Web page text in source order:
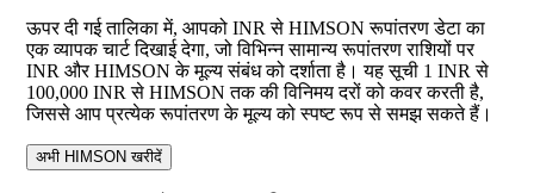
ऊपर दी गई तालिका में, आपको INR से HIMSON रूपांतरण डेटा का
एक व्यापक चार्ट दिखाई देगा, जो विभिन्न सामान्य रूपांतरण राशियों पर
INR और HIMSON के मूल्य संबंध को दर्शाता है। यह सूची 1 INR से
100,000 INR से HIMSON तक की विनिमय दरों को कवर करती है,
जिससे आप प्रत्येक रूपांतरण के मूल्य को स्पष्ट रूप से समझ सकते हैं।
अभी HIMSON खरीदें